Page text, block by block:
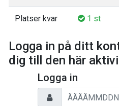
Platser kvar 1 st
Logga in på ditt
dig till den här
Logga in
Personnummer